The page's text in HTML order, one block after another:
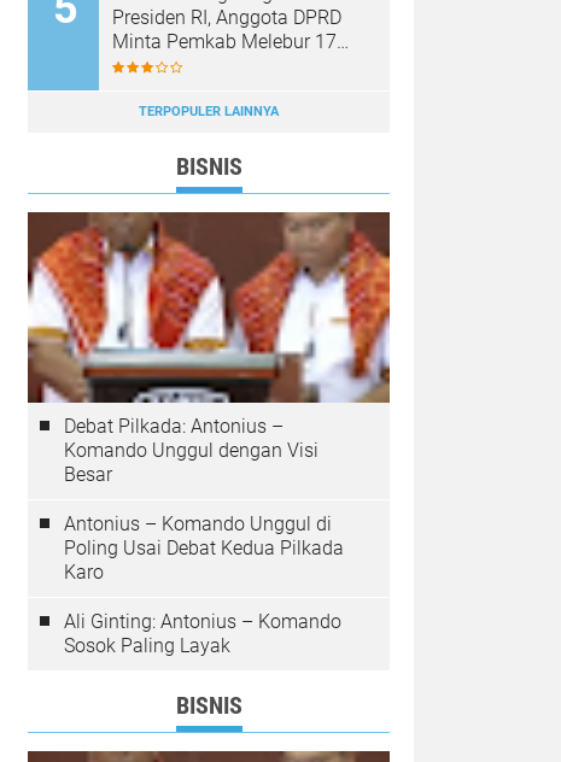
Presiden RI, Anggota DPRD
Minta Pemkab Melebur 17
OPD jadi 6 Badan/Dinas
TERPOPULER LAINNYA
BISNIS
Debat Pilkada: Antonius –
Komando Unggul dengan Visi
Besar
Antonius – Komando Unggul di
Poling Usai Debat Kedua Pilkada
Karo
Ali Ginting: Antonius – Komando
Sosok Paling Layak
BISNIS